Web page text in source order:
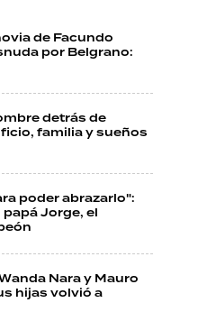
de Facundo
por Belgrano:
detrás de
familia y sueños
poder abrazarlo":
Jorge, el
Nara y Mauro
hijas volvió a